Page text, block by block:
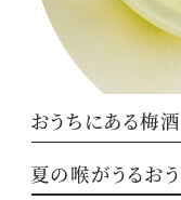
おうちにある梅
夏の喉がうるおう